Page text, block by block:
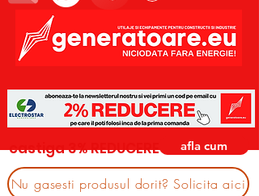
castiga 3% REDUCERE afla cum
Nu gasesti produsul dorit? Solicita aici